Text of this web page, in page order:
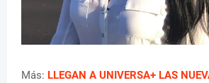
Más: LLEGAN A UNIVERSA+ LAS